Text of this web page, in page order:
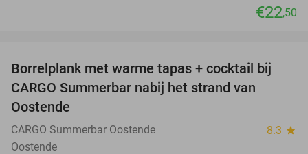
€22,50
50%
Borrelplank met warme tapas + cocktail bij
CARGO Summerbar nabij het strand van
Oostende
CARGO Summerbar Oostende 8.3 star
Oostende